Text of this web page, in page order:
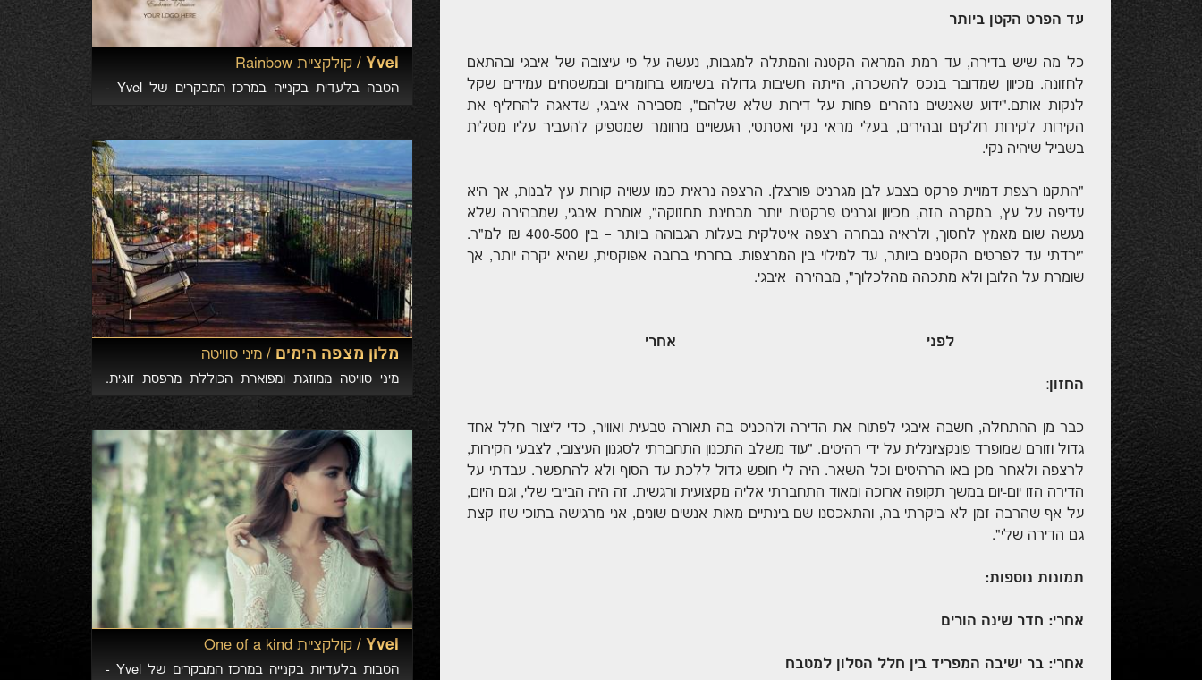
עד הפרט הקטן ביותר
כל מה שיש בדירה, עד רמת המראה הקטנה והמתלה למגבות, נעשה על פי עיצובה של איבגי ובהתאם
לחזונה. מכיוון שמדובר בנכס להשכרה, הייתה חשיבות גדולה בשימוש בחומרים ובמשטחים עמידים שקל
לנקות אותם."ידוע שאנשים נזהרים פחות על דירות שלא שלהם", מסבירה איבגי, שדאגה להחליף את
הקירות לקירות חלקים ובהירים, בעלי מראי נקי ואסתטי, העשויים מחומר שמספיק להעביר עליו מטלית
בשביל שיהיה נקי.
"התקנו רצפת דמויית פרקט בצבע לבן מגרניט פורצלן. הרצפה נראית כמו עשויה קורות עץ לבנות, אך היא
עדיפה על עץ, במקרה הזה, מכיוון וגרניט פרקטית יותר מבחינת תחזוקה", אומרת איבגי, שמבהירה שלא
נעשה שום מאמץ לחסוך, ולראיה נבחרה רצפה איטלקית בעלות הגבוהה ביותר – בין 400-500 ₪ למ"ר.
"ירדתי עד לפרטים הקטנים ביותר, עד למילוי בין המרצפות. בחרתי ברובה אפוקסית, שהיא יקרה יותר, אך
שומרת על הלובן ולא מתכהה מהלכלוך", מבהירה איבגי.
לפני אחרי
החזון:
כבר מן ההתחלה, חשבה איבגי לפתוח את הדירה ולהכניס בה תאורה טבעית ואוויר, כדי ליצור חלל אחד
גדול וזורם שמופרד פונקציונלית על ידי רהיטים. "עוד משלב התכנון התחברתי לסגנון העיצובי, לצבעי הקירות,
לרצפה ולאחר מכן באו הרהיטים וכל השאר. היה לי חופש גדול ללכת עד הסוף ולא להתפשר. עבדתי על
הדירה הזו יום-יום במשך תקופה ארוכה ומאוד התחברתי אליה מקצועית ורגשית. זה היה הבייבי שלי, וגם היום,
על אף שהרבה זמן לא ביקרתי בה, והתאכסנו שם בינתיים מאות אנשים שונים, אני מרגישה בתוכי שזו קצת
גם הדירה שלי".
תמונות נוספות:
אחרי: חדר שינה הורים
אחרי: בר ישיבה המפריד בין חלל הסלון למטבח
Yvel / קולקציית Rainbow
הטבה בלעדית בקנייה במרכז המבקרים של Yvel -
לחברי Prime Club, מועדון היוקרה של ישראל
מלון מצפה הימים / מיני סוויטה
מיני סוויטה ממוזגת ומפוארת הכוללת מרפסת זוגית.
חדר המיני סוויטה כולל: מרפסת, פינת ישיבה, טלוויזיה
LCD המחוברת לשידורי הוט, טלפון, כספת (ללא
תוספת תשלום), מייבש שיער, חלוק רחצה, נעלי בית,
מחמם מגבות ומוצרי טיפוח. המיני סוויטות ממוקמות
בחלקן במבנה המרכזי, ואחרות במבנים הסמוכים.
Yvel / קולקציית One of a kind
הטבות בלעדיות בקנייה במרכז המבקרים של Yvel -